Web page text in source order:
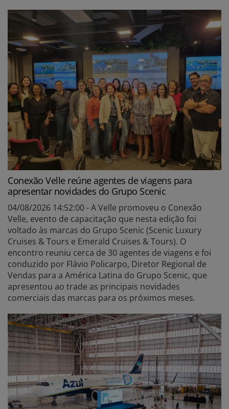
Conexão Velle reúne agentes de viagens para
apresentar novidades do Grupo Scenic
04/08/2026 14:52:00 - A Velle promoveu o Conexão
Velle, evento de capacitação que nesta edição foi
voltado às marcas do Grupo Scenic (Scenic Luxury
Cruises & Tours e Emerald Cruises & Tours). O
encontro reuniu cerca de 30 agentes de viagens e foi
conduzido por Flávio Policarpo, Diretor Regional de
Vendas para a América Latina do Grupo Scenic, que
apresentou ao trade as principais novidades
comerciais das marcas para os próximos meses.